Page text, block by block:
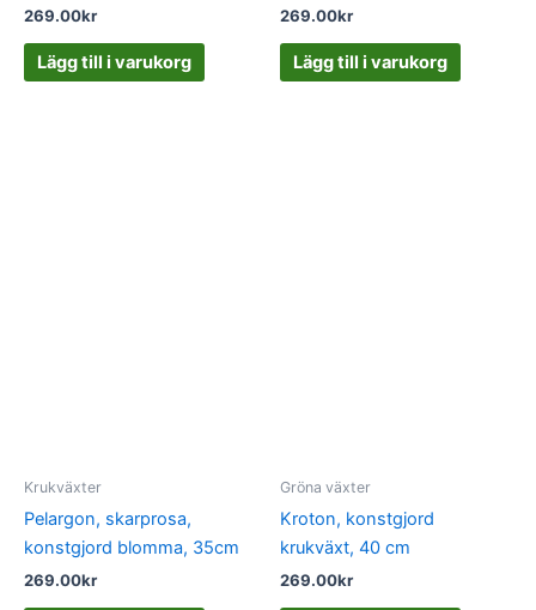
269.00kr
Lägg till i varukorg
269.00kr
Lägg till i varukorg
Krukväxter
Pelargon, skarprosa,
konstgjord blomma, 35cm
269.00kr
Gröna växter
Kroton, konstgjord
krukväxt, 40 cm
269.00kr